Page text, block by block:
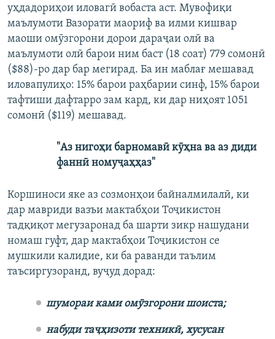
уҳдадориҳои иловагӣ вобаста аст. Мувофиқи
маълумоти Вазорати маориф ва илми кишвар
маоши омӯзгорони дорои дараҷаи олӣ ва
маълумоти олӣ барои ним баст (18 соат) 779 сомонӣ
($88)-ро дар бар мегирад. Ба ин маблағ мешавад
иловапулиҳо: 15% барои раҳбарии синф, 15% барои
тафтиши дафтарро зам кард, ки дар ниҳоят 1051
сомонӣ ($119) мешавад.
"Аз нигоҳи барномавӣ кӯҳна ва аз диди
фаннӣ номуҷаҳҳаз"
Коршиноси яке аз созмонҳои байналмилалӣ, ки
дар мавриди вазъи мактабҳои Тоҷикистон
тадқиқот мегузаронад ба шарти зикр нашудани
номаш гуфт, дар мактабҳои Тоҷикистон се
мушкили калидие, ки ба раванди таълим
таъсиргузоранд, вуҷуд дорад:
шумораи ками омӯзгорони шоиста;
набуди таҷҳизоти техникӣ, хусусан